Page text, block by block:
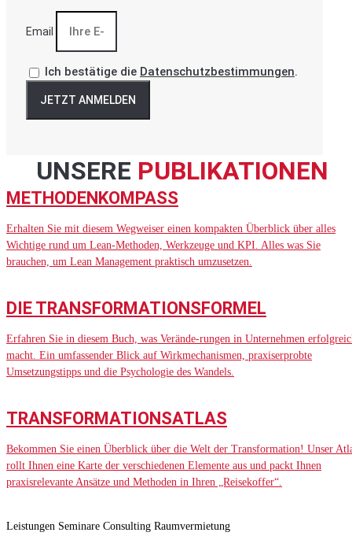
Email
Ich bestätige die Datenschutzbestimmungen.
JETZT ANMELDEN
UNSERE PUBLIKATIONEN
METHODENKOMPASS
Erhalten Sie mit diesem Wegweiser einen kompakten Überblick über alles
Wichtige rund um Lean-Methoden, Werkzeuge und KPI. Alles was Sie
brauchen, um Lean Management praktisch umzusetzen.
DIE TRANSFORMATIONSFORMEL
Erfahren Sie in diesem Buch, was Verände-rungen in Unternehmen
macht. Ein umfassender Blick auf Wirkmechanismen, praxiserprobte
Umsetzungstipps und die Psychologie des Wandels.
TRANSFORMATIONSATLAS
Bekommen Sie einen Überblick über die Welt der Transformation! Unser
rollt Ihnen eine Karte der verschiedenen Elemente aus und packt Ihnen
praxisrelevante Ansätze und Methoden in Ihren „Reisekoffer“.
Leistungen Seminare Consulting Raumvermietung